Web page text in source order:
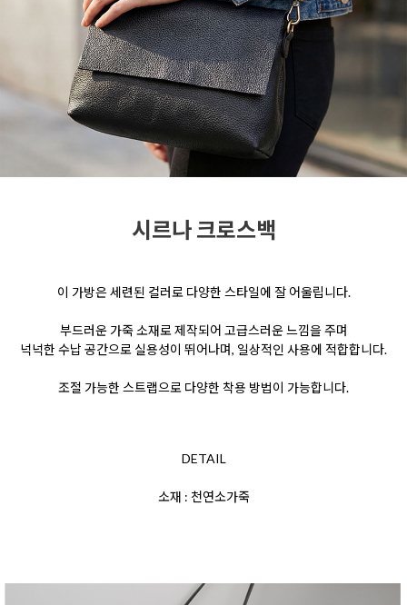
시르나 크로스백
이 가방은 세련된 컬러로 다양한 스타일에 잘 어울립니다.
부드러운 가죽 소재로 제작되어 고급스러운 느낌을 주며
넉넉한 수납 공간으로 실용성이 뛰어나며, 일상적인 사용에 적합합니다.
조절 가능한 스트랩으로 다양한 착용 방법이 가능합니다.
DETAIL
소재 : 천연소가죽